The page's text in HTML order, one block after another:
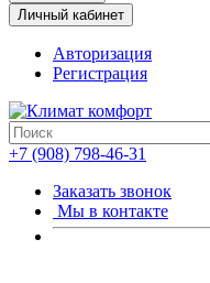
Личный кабинет
Авторизация
Регистрация
+7 (908) 798-46-31
Заказать звонок
Мы в контакте